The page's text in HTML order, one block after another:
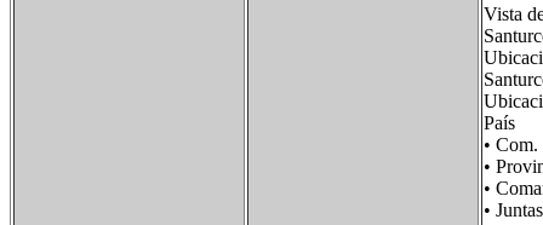
Vista
País
•
•
•
•